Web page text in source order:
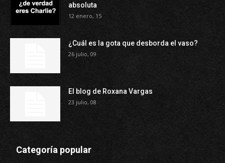
absoluta
12 enero, 15
¿Cuál es la gota que desborda el vaso?
26 julio, 09
El blog de Roxana Vargas
23 julio, 08
Categoría popular